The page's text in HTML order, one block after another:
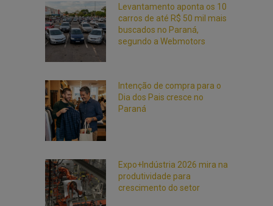
Levantamento aponta os 10
carros de até R$ 50 mil mais
buscados no Paraná,
segundo a Webmotors
Intenção de compra para o
Dia dos Pais cresce no
Paraná
Expo+Indústria 2026 mira na
produtividade para
crescimento do setor